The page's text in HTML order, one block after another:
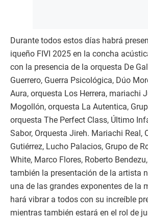
Durante todos estos días habrá
iqueño FIVI 2025 en la concha
con la presencia de la orquesta De
Guerrero, Guerra Psicológica, Dúo
Aura, orquesta Los Herrera, mariachi
Mogollón, orquesta La Autentica,
orquesta The Perfect Class, Último
Sabor, Orquesta Jireh. Mariachi Real,
Gutiérrez, Lucho Palacios, Grupo de
White, Marco Flores, Roberto
también la presentación de la artista
una de las grandes exponentes de la
hará vibrar a todos con su increíble
mientras también estará en el rol de